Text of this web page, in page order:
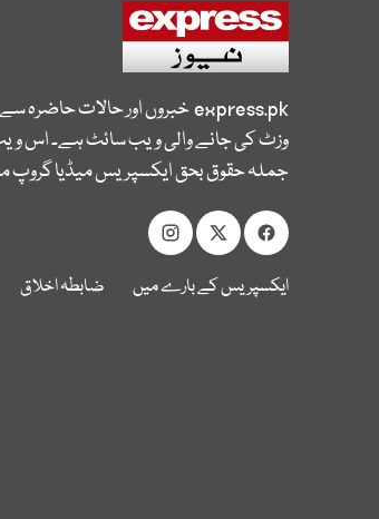
express.pkخبروں اور حالات حاضرہ
وزٹ کی جانے والی ویب سائٹ ہے۔ اس
جملہ حقوق بحق ایکسپریس میڈیا گروپ
ایکسپریس کے بارے میں ضابطہ اخلاق